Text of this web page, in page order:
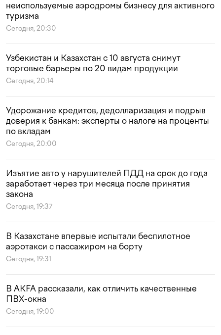
неиспользуемые аэродромы бизнесу для активного
туризма
Сегодня, 20:30
Узбекистан и Казахстан с 10 августа снимут
торговые барьеры по 20 видам продукции
Сегодня, 20:14
Удорожание кредитов, дедолларизация и подрыв
доверия к банкам: эксперты о налоге на проценты
по вкладам
Сегодня, 20:00
Изъятие авто у нарушителей ПДД на срок до года
заработает через три месяца после принятия
закона
Сегодня, 19:37
В Казахстане впервые испытали беспилотное
аэротакси с пассажиром на борту
Сегодня, 19:31
В AKFA рассказали, как отличить качественные
ПВХ-окна
Сегодня, 19:00